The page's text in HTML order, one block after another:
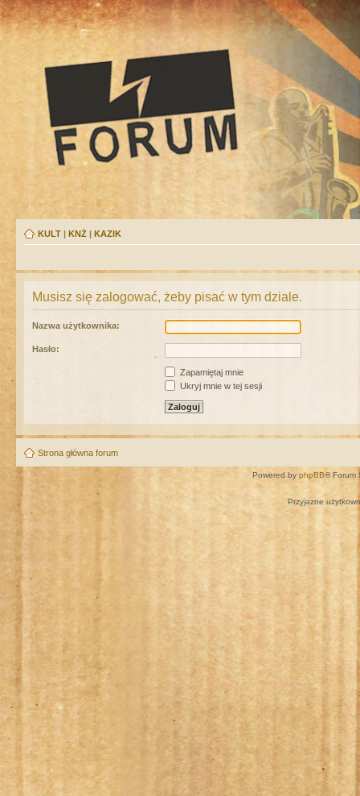
KULT | KNŻ | KAZIK
Musisz się zalogować, żeby pisać w tym dziale.
Nazwa użytkownika:
Hasło:
Zapamiętaj mnie
Ukryj mnie w tej sesji
Strona główna forum
Powered by phpBB® Forum
Przyjazne